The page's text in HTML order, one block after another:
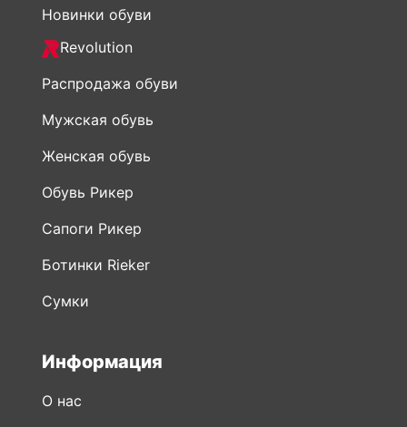
Новинки обуви
Revolution
Распродажа обуви
Мужская обувь
Женская обувь
Обувь Рикер
Сапоги Рикер
Ботинки Rieker
Сумки
Информация
О нас